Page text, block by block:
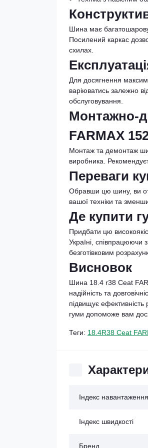
Шина має багатошарову
Посилений каркас
схилах.
Для досягнення
варіюватись залежно
обслуговування.
Монтажно-
FARMAX
Монтаж та демонтаж
виробника.
Переваги
Обравши цю шину, ви
вашої техніки та
Де купити
Придбати цю
Україні,
безготівковим
Висновок
Шина 18.4 r38 Ceat
надійність та
підвищує ефективність
гуми допоможе вам
Теги: 18.4R38 Ceat
Індекс навантаження
Індекс швидкості
Бренд